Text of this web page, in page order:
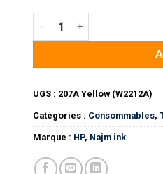
quantité de Toner
UGS : 207A Yellow (W2212A)
Catégories : Consommables,
Marque : HP, Najm ink